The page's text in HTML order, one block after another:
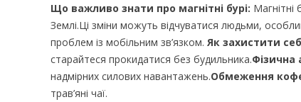
Що важливо знати про магнітні бурі: Магнітні
Землі.Ці зміни можуть відчуватися людьми,
проблем із мобільним зв’язком. Як захистити
старайтеся прокидатися без будильника.Фізична
надмірних силових навантажень.Обмеження
трав’яні чаї.